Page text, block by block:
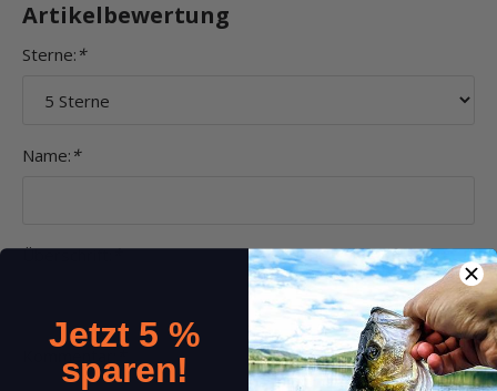
Artikelbewertung
Sterne: *
Name: *
Überschrift:*
Jetzt 5 %
sparen!